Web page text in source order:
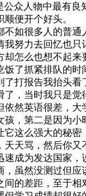
众人物中最有
便开个好头。
如很多人的普通
努力去回忆也
怎么也想不起
了抓紧排队的
打报告我抬头
，当时我只是
然英语很差，
，第二是因为
这么强大的秘
天骂，然后你
成为发达国家
虽然没测过但
的差距，至于